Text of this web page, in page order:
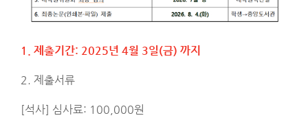
1. 제출기간: 2025년 4월 3일(금) 까지
2. 제출서류
[석사] 심사료: 100,000원